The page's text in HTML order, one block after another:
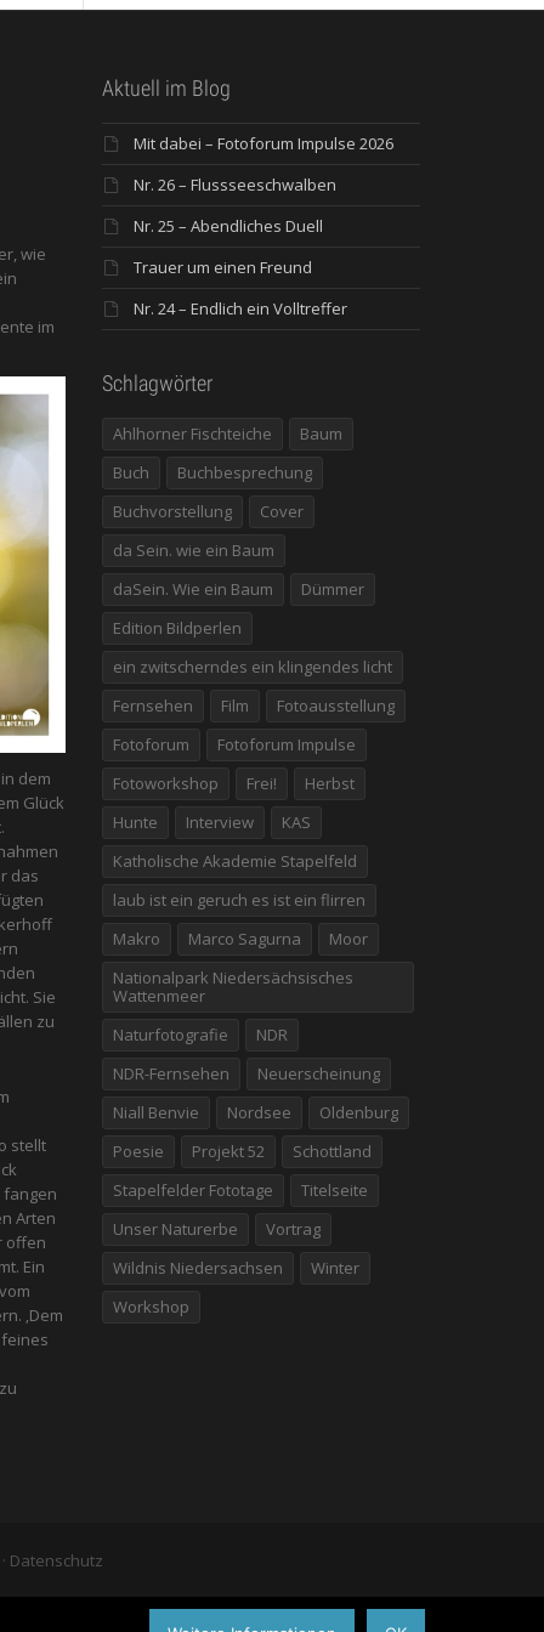
wie
im
dem
Glück
das
Sie
zu
stellt
fangen
Arten
offen
Ein
‚Dem
feines
Aktuell im Blog
Mit dabei – Fotoforum Impulse 2026
Nr. 26 – Flussseeschwalben
Nr. 25 – Abendliches Duell
Trauer um einen Freund
Nr. 24 – Endlich ein Volltreffer
Schlagwörter
Ahlhorner Fischteiche
Baum
Buch
Buchbesprechung
Buchvorstellung
Cover
da Sein. wie ein Baum
daSein. Wie ein Baum
Dümmer
Edition Bildperlen
ein zwitscherndes ein klingendes licht
Fernsehen
Film
Fotoausstellung
Fotoforum
Fotoforum Impulse
Fotoworkshop
Frei!
Herbst
Hunte
Interview
KAS
Katholische Akademie Stapelfeld
laub ist ein geruch es ist ein flirren
Makro
Marco Sagurna
Moor
Nationalpark Niedersächsisches
Wattenmeer
Naturfotografie
NDR
NDR-Fernsehen
Neuerscheinung
Niall Benvie
Nordsee
Oldenburg
Poesie
Projekt 52
Schottland
Stapelfelder Fototage
Titelseite
Unser Naturerbe
Vortrag
Wildnis Niedersachsen
Winter
Workshop
· Datenschutz